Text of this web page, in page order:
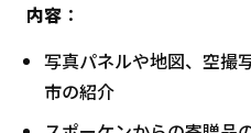
内容：
写真パネルや地図、空撮
市の紹介